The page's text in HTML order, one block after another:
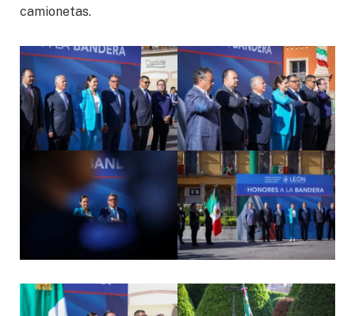
camionetas.